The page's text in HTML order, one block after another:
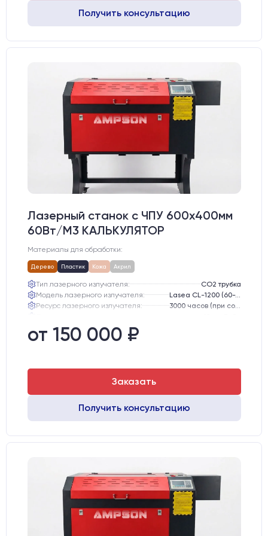
Получить консультацию
Лазерный станок c ЧПУ 600х400мм
60Вт/М3 КАЛЬКУЛЯТОР
Материалы для обработки:
Дерево Пластик Кожа Акрил
Тип лазерного излучателя:
СО2 трубка
Модель лазерного излучателя:
Lasea CL-1200 (60-75 Вт)
Ресурс лазерного излучателя:
3000 часов (при соблюдении условий эксплуатации)
Зеркала:
Интерфейс подключения станка к ПК:
от 150 000 ₽
Заказать
Получить консультацию